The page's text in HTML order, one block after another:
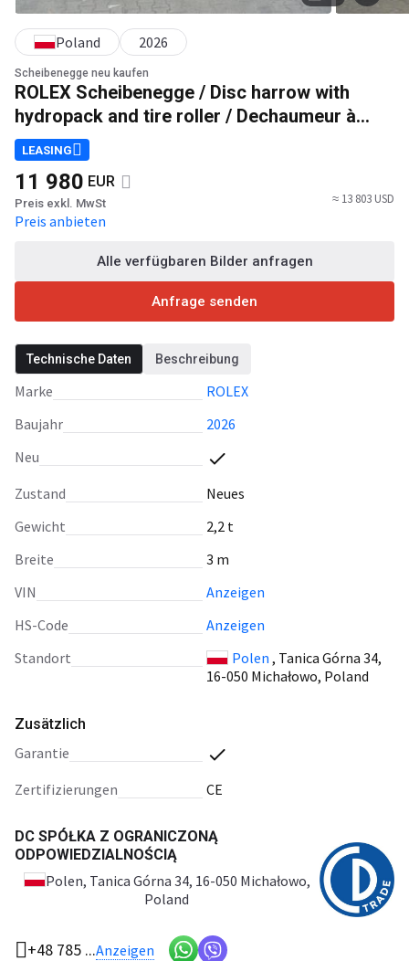
Scheibenegge neu kaufen
ROLEX Scheibenegge / Disc harrow with
hydropack and tire roller / Dechaumeur à
disques / Erpice a dischi / Дисковая борона
с гидропаком и колёсным катком /
Agregat talerzowy uprawowy z
hydropackiem i
Poland 2026
LEASING
11 980 EUR
Preis exkl. MwSt
Preis anbieten
≈ 13 803 USD
Alle verfügbaren Bilder anfragen
Anfrage senden
Technische Daten Beschreibung
Marke
ROLEX
Baujahr
2026
Neu
Zustand
Neues
Gewicht
2,2 t
Breite
3 m
VIN
Anzeigen
HS-Code
Anzeigen
Standort
Polen , Tanica Górna 34,
16-050 Michałowo, Poland
Zusätzlich
Garantie
Zertifizierungen
CE
DC SPÓŁKA Z OGRANICZONĄ
ODPOWIEDZIALNOŚCIĄ
Polen, Tanica Górna 34, 16-050 Michałowo,
Poland
+48 785 ...Anzeigen